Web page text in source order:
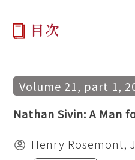
目次
Volume 21, part 1,
Nathan Sivin: A Man
Henry Rosemont,